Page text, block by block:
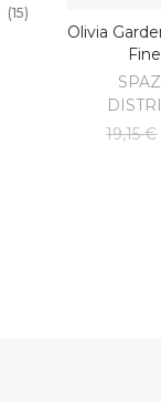
Olivia
19,15 €
(15)